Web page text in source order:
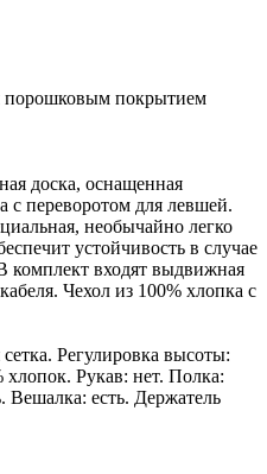
порошковым покрытием
доска, оснащенная
с переворотом для левшей.
необычайно легко
устойчивость в случае
комплект входят выдвижная
Чехол из 100% хлопка с
Регулировка высоты:
Рукав: нет. Полка:
Вешалка: есть. Держатель